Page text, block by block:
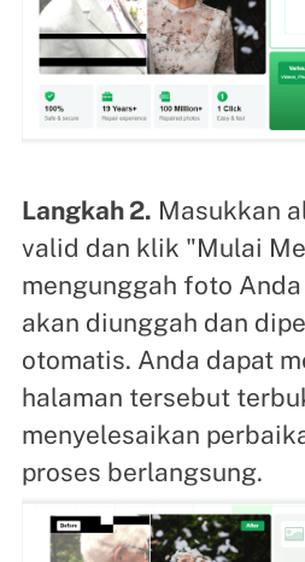
Langkah 2. Masukkan
valid dan klik "Mulai
mengunggah foto
akan diunggah dan
otomatis. Anda dapat
halaman tersebut
menyelesaikan
proses berlangsung.